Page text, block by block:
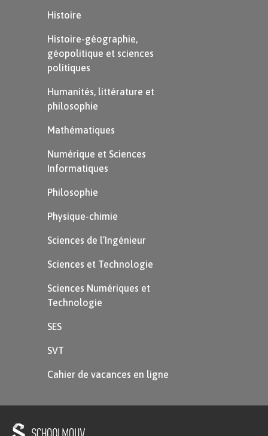
Histoire
Histoire-géographie,
géopolitique et sciences
politiques
Humanités, littérature et
philosophie
Mathématiques
Numérique et Sciences
Informatiques
Philosophie
Physique-chimie
Sciences de l’Ingénieur
Sciences et Technologie
Sciences Numériques et
Technologie
SES
SVT
Cahier de vacances en ligne